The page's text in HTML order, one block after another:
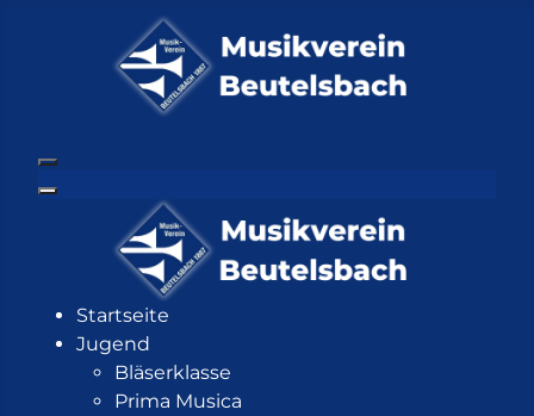
Startseite
Jugend
Bläserklasse
Prima Musica